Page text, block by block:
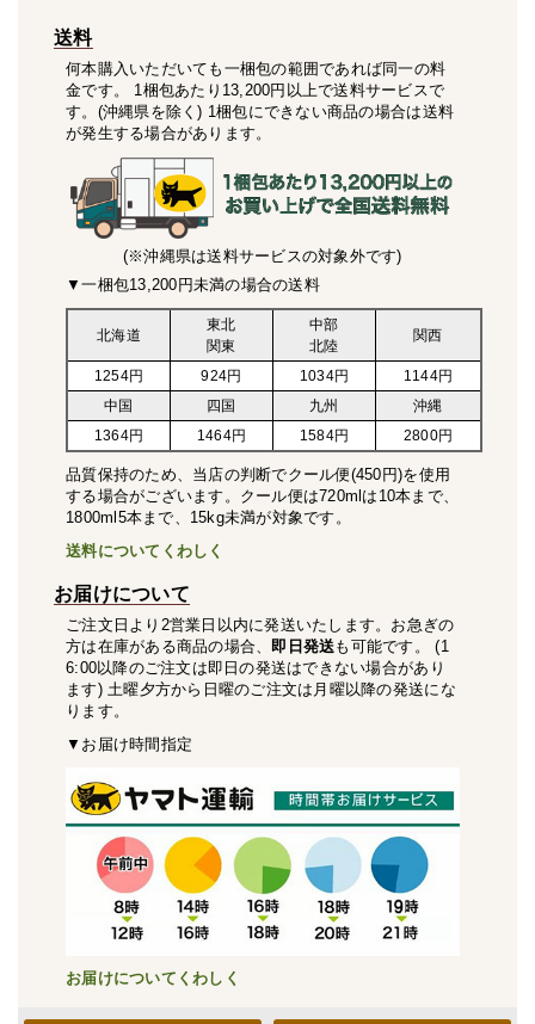
送料
何本購入いただいても一梱包の範囲であれば同一の料
金です。 1梱包あたり13,200円以上で送料サービスで
す。(沖縄県を除く) 1梱包にできない商品の場合は送料
が発生する場合があります。
(※沖縄県は送料サービスの対象外です)
▼一梱包13,200円未満の場合の送料
北海道
東北
関東
中部
北陸
関西
1254円 924円 1034円
1144円
中国
四国 九州
沖縄
1364円
1464円 1584円 2800円
品質保持のため、当店の判断でクール便(450円)を使用
する場合がございます。クール便は720mlは10本まで、
1800ml5本まで、15kg未満が対象です。
送料についてくわしく
お届けについて
ご注文日より2営業日以内に発送いたします。お急ぎの
方は在庫がある商品の場合、
即日発送も可能です。 (1
6:00以降のご注文は即日の発送はできない場合があり
ます) 土曜夕方から日曜のご注文は月曜以降の発送にな
ります。
▼お届け時間指定
お届けについてくわしく